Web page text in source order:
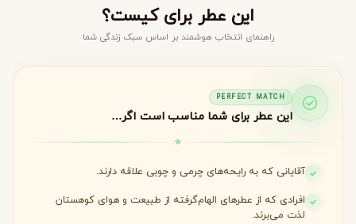
این عطر برای کیست؟
راهنمای انتخاب هوشمند بر اساس سبک زندگی شما
PERFECT MATCH
این عطر برای شما مناسب است اگر…
آقایانی که به رایحه‌های چرمی و چوبی علاقه دارند.
افرادی که از عطرهای الهام‌گرفته از طبیعت و هوای کوهستان
لذت می‌برند.